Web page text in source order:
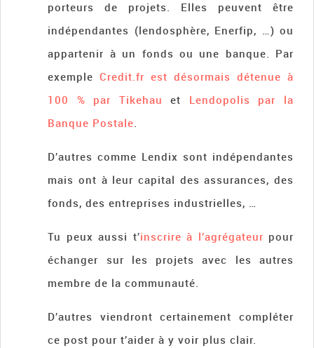
porteurs de projets. Elles peuvent être
indépendantes (lendosphère, Enerfip, …) ou
appartenir à un fonds ou une banque. Par
exempleCredit.fr est désormais détenue à
100 % par Tikehau et Lendopolis par la
Banque Postale.
D’autres comme Lendix sont indépendantes
mais ont à leur capital des assurances, des
fonds, des entreprises industrielles, …
Tu peux aussi t’inscrire à l’agrégateur pour
échanger sur les projets avec les autres
membre de la communauté.
D’autres viendront certainement compléter
ce post pour t’aider à y voir plus clair.